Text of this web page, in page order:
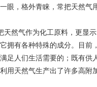
眼，格外青睐，常把天然气
天然气作为化工原料，更显
拥有各种特殊的成分。目前
足人们生活需要的；既有供
用天然气生产出了许多高附